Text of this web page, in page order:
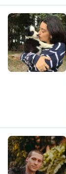
M
D